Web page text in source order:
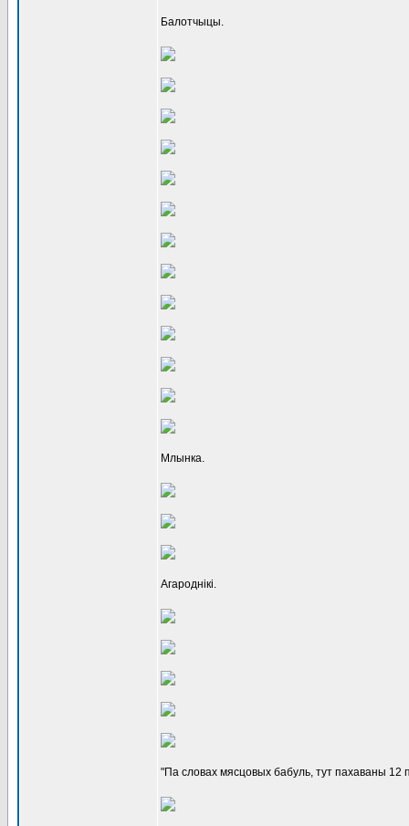
Балотчыцы.
Млынка.
Агароднікі.
"Па словах мясцовых бабуль, тут пахаваны 12